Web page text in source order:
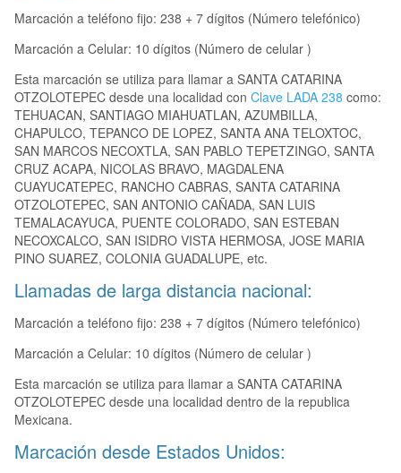
Marcación a teléfono fijo: 238 + 7 dígitos (Número telefónico)
Marcación a Celular: 10 dígitos (Número de celular )
Esta marcación se utiliza para llamar a SANTA CATARINA
OTZOLOTEPEC desde una localidad con Clave LADA 238 como:
TEHUACAN, SANTIAGO MIAHUATLAN, AZUMBILLA,
CHAPULCO, TEPANCO DE LOPEZ, SANTA ANA TELOXTOC,
SAN MARCOS NECOXTLA, SAN PABLO TEPETZINGO, SANTA
CRUZ ACAPA, NICOLAS BRAVO, MAGDALENA
CUAYUCATEPEC, RANCHO CABRAS, SANTA CATARINA
OTZOLOTEPEC, SAN ANTONIO CAÑADA, SAN LUIS
TEMALACAYUCA, PUENTE COLORADO, SAN ESTEBAN
NECOXCALCO, SAN ISIDRO VISTA HERMOSA, JOSE MARIA
PINO SUAREZ, COLONIA GUADALUPE, etc.
Llamadas de larga distancia nacional:
Marcación a teléfono fijo: 238 + 7 dígitos (Número telefónico)
Marcación a Celular: 10 dígitos (Número de celular )
Esta marcación se utiliza para llamar a SANTA CATARINA
OTZOLOTEPEC desde una localidad dentro de la republica
Mexicana.
Marcación desde Estados Unidos: